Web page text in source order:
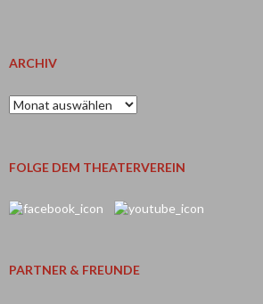
ARCHIV
Archiv
FOLGE DEM THEATERVEREIN
PARTNER & FREUNDE